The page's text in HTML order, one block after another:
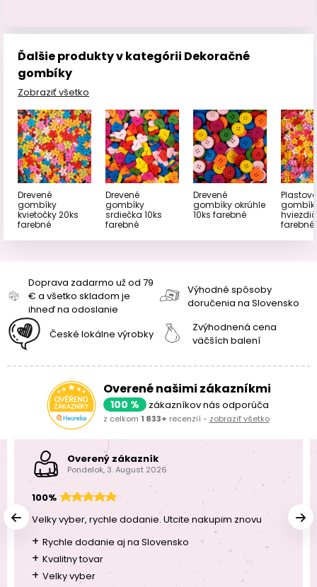
Ďalšie produkty v kategórii Dekoračné
gombíky
Zobraziť všetko
Drevené
gombíky
kvietočky 20ks
farebné
Drevené
gombíky
srdiečka 10ks
farebné
Drevené
gombíky okrúhle
10ks farebné
Plastové
farebné
Doprava zadarmo už od 79
€ a všetko skladom je
ihneď na odoslanie
Výhodné spôsoby
doručenia na Slovensko
České lokálne výrobky
Zvýhodnená cena
väčších balení
Overené našimi zákazníkmi
100 % zákazníkov nás odporúča
z celkom 1 833+ recenzií - zobraziť všetko
Overený zákazník
Pondelok, 3. August 2026
100%
Velky vyber, rychle dodanie. Utcite nakupim znovu
+ Rychle dodanie aj na Slovensko
+ Kvalitny tovar
+ Velky vyber